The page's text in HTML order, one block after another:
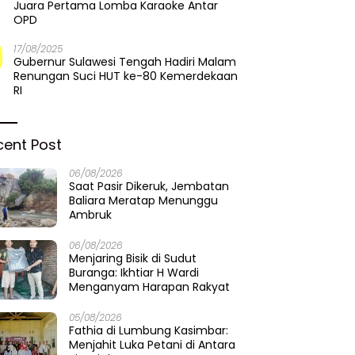
Juara Pertama Lomba Karaoke Antar
OPD
17/08/2025
Gubernur Sulawesi Tengah Hadiri Malam
Renungan Suci HUT ke-80 Kemerdekaan
RI
Post
06/08/2026
Saat Pasir Dikeruk, Jembatan
Baliara Meratap Menunggu
Ambruk
06/08/2026
Menjaring Bisik di Sudut
Buranga: Ikhtiar H Wardi
Menganyam Harapan Rakyat
05/08/2026
Fathia di Lumbung Kasimbar:
Menjahit Luka Petani di Antara